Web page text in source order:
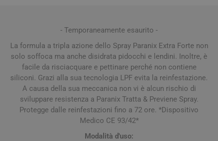
- Temporaneamente esaurito -
La formula a tripla azione dello Spray Paranix Extra Forte non
solo soffoca ma anche disidrata pidocchi e lendini. Inoltre, è
facile da risciacquare e pettinare perché non contiene
siliconi. Grazi alla sua tecnologia LPF evita la reinfestazione.
A causa della sua meccanica non vi è alcun rischio di
sviluppare resistenza a Paranix Tratta & Previene Spray.
Protegge dalle reinfestazioni fino a 72 ore. *Dispositivo
Medico CE 93/42*
Modalità d'uso: